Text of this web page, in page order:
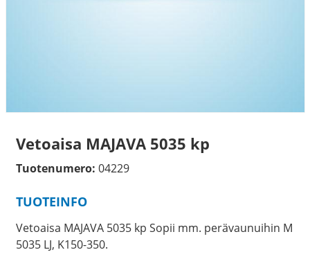
Vetoaisa MAJAVA 5035 kp
Tuotenumero: 04229
TUOTEINFO
Vetoaisa MAJAVA 5035 kp Sopii mm. perävaunuihin M
5035 LJ, K150-350.